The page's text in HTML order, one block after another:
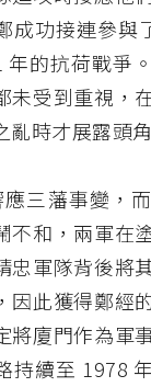
成功接連參與
年的抗荷戰爭
未受到重視，
時才展露頭
三藩事變，
不和，兩軍在
忠軍隊背後將
因此獲得鄭經
將廈門作為軍
持續至 1978